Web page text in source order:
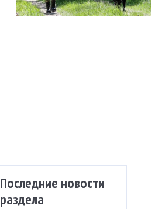
Последние новости
раздела